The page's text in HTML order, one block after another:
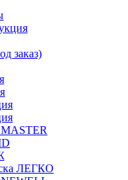
заказ)
ЛЕГКО